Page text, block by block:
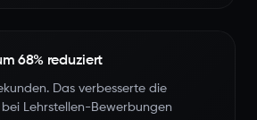
68% reduziert
Das verbesserte die
Lehrstellen-Bewerbungen